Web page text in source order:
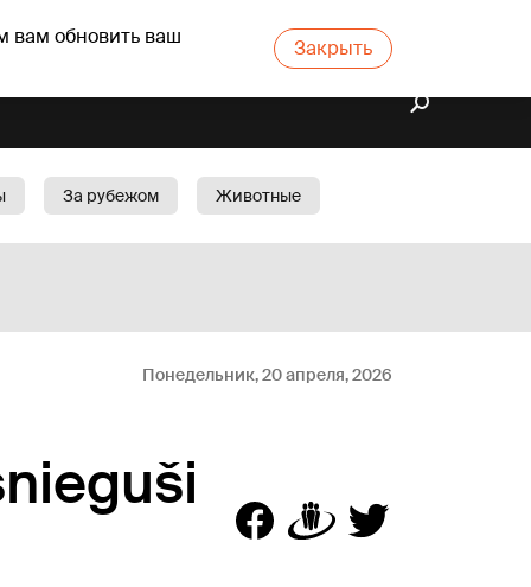
вам обновить ваш Закрыть
За рубежом
Животные
Понедельник, 20 апреля, 2026